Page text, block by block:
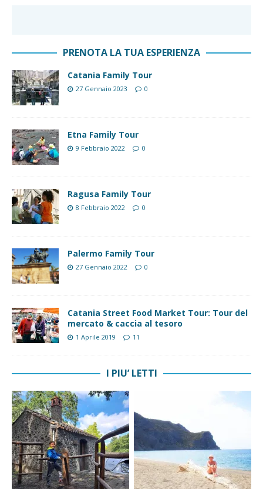
PRENOTA LA TUA ESPERIENZA
Catania Family Tour
27 Gennaio 2023 0
Etna Family Tour
9 Febbraio 2022 0
Ragusa Family Tour
8 Febbraio 2022 0
Palermo Family Tour
27 Gennaio 2022 0
Catania Street Food Market Tour: Tour del
mercato & caccia al tesoro
1 Aprile 2019 11
I PIU’ LETTI